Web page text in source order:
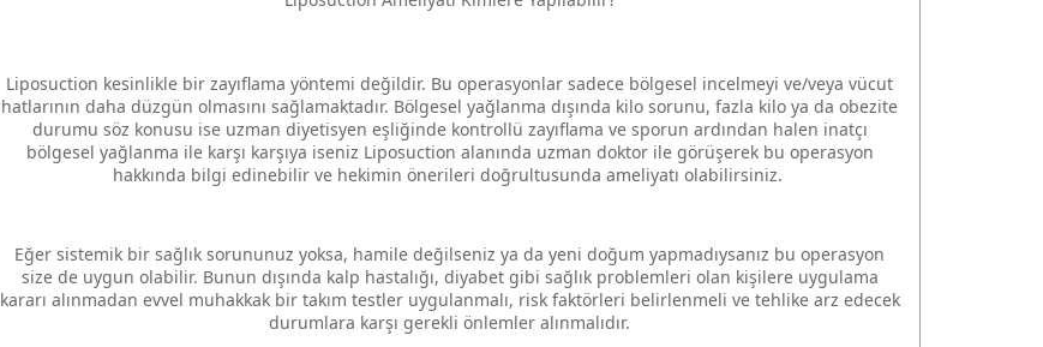
Liposuction kesinlikle bir zayıflama yöntemi değildir. Bu operasyonlar sadece bölgesel incelmeyi ve/veya vücut
hatlarının daha düzgün olmasını sağlamaktadır. Bölgesel yağlanma dışında kilo sorunu, fazla kilo ya da obezite
durumu söz konusu ise uzman diyetisyen eşliğinde kontrollü zayıflama ve sporun ardından halen inatçı
bölgesel yağlanma ile karşı karşıya iseniz Liposuction alanında uzman doktor ile görüşerek bu operasyon
hakkında bilgi edinebilir ve hekimin önerileri doğrultusunda ameliyatı olabilirsiniz.
Eğer sistemik bir sağlık sorununuz yoksa, hamile değilseniz ya da yeni doğum yapmadıysanız bu operasyon
size de uygun olabilir. Bunun dışında kalp hastalığı, diyabet gibi sağlık problemleri olan kişilere uygulama
kararı alınmadan evvel muhakkak bir takım testler uygulanmalı, risk faktörleri belirlenmeli ve tehlike arz edecek
durumlara karşı gerekli önlemler alınmalıdır.